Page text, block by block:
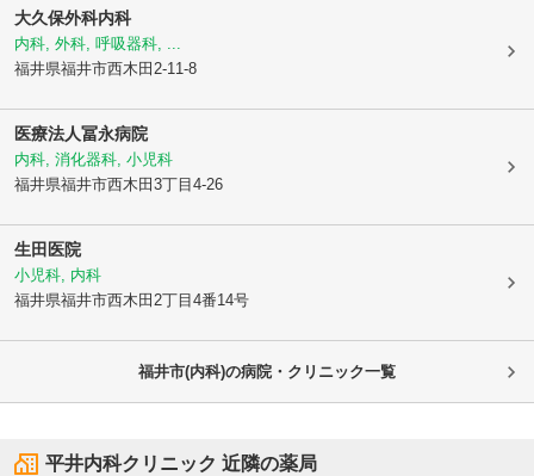
大久保外科内科
内科, 外科, 呼吸器科, ...
福井県福井市西木田2-11-8
医療法人冨永病院
内科, 消化器科, 小児科
福井県福井市西木田3丁目4-26
生田医院
小児科, 内科
福井県福井市西木田2丁目4番14号
福井市(内科)の病院・クリニック一覧
平井内科クリニック 近隣の薬局